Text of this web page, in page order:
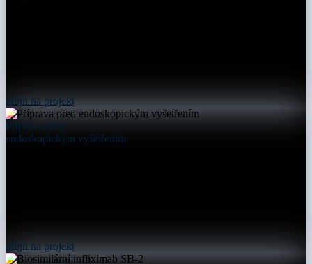
přejít na projekt
Příprava před
endoskopickým vyšetřením
přejít na projekt